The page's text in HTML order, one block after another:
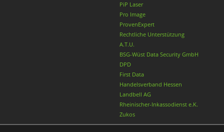
PiP Laser
Pro Image
ProvenExpert
Rechtliche Unterstützung
A.T.U.
BSG-Wüst Data Security GmbH
DPD
First Data
Handelsverband Hessen
Landbell AG
Rheinischer-Inkassodienst e.K.
Zukos